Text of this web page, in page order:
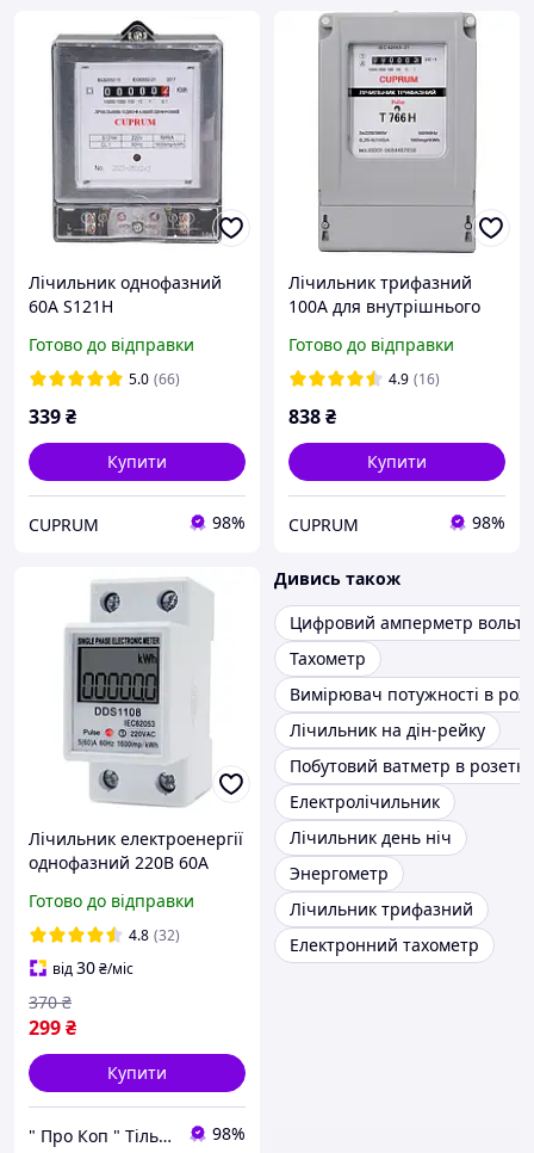
Лічильник однофазний
60А S121H
Готово до відправки
5.0 (66)
339₴
Купити
CUPRUM 98%
Лічильник трифазний
100А для внутрішнього
Готово до відправки
4.9 (16)
838₴
Купити
CUPRUM 98%
Лічильник електроенергії
однофазний 220В 60А
Готово до відправки
4.8 (32)
від30₴/міс
299₴
370 ₴
Купити
" Про Коп " Тільки вигідні покупки! 98%
Дивись також
Цифровий амперметр
Тахометр
Вимірювач потужності в
Лічильник на дін-рейку
Побутовий ватметр в розетку
Електролічильник
Лічильник день ніч
Энергометр
Лічильник трифазний
Електронний тахометр